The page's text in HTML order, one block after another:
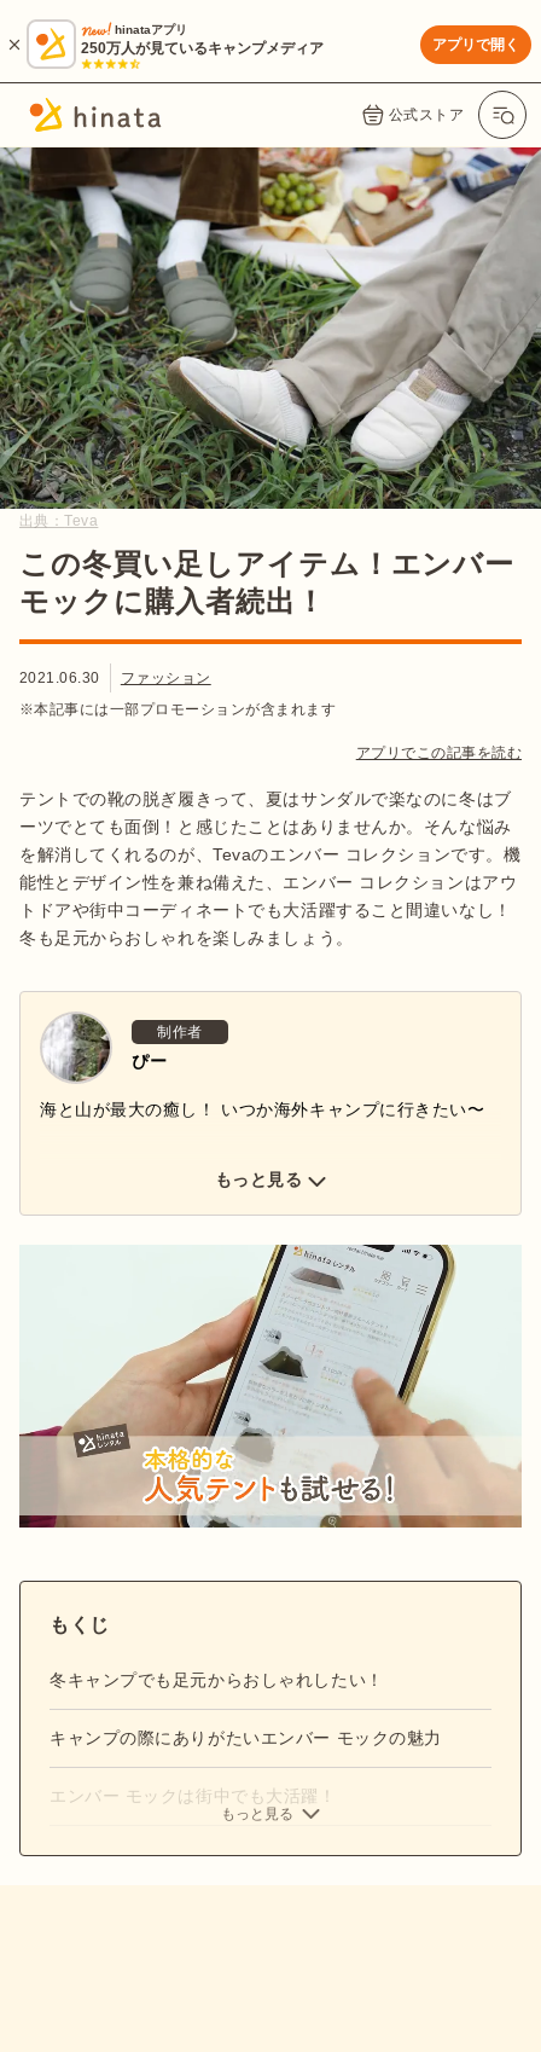
hinataアプリ
250万人が見ているキャンプメディア アプリで開く
公式ストア
出典：Teva
この冬買い足しアイテム！エンバー
モックに購入者続出！
2021.06.30
ファッション
※本記事には一部プロモーションが含まれます
アプリでこの記事を読む
テントでの靴の脱ぎ履きって、夏はサンダルで楽なのに冬はブ
ーツでとても面倒！と感じたことはありませんか。そんな悩み
を解消してくれるのが、Tevaのエンバー コレクションです。機
能性とデザイン性を兼ね備えた、エンバー コレクションはアウ
トドアや街中コーディネートでも大活躍すること間違いなし！
冬も足元からおしゃれを楽しみましょう。
制作者
ぴー
海と山が最大の癒し！ いつか海外キャンプに行きたい〜
もっと見る
もくじ
冬キャンプでも足元からおしゃれしたい！
キャンプの際にありがたいエンバー モックの魅力
エンバー モックは街中でも大活躍！
もっと見る